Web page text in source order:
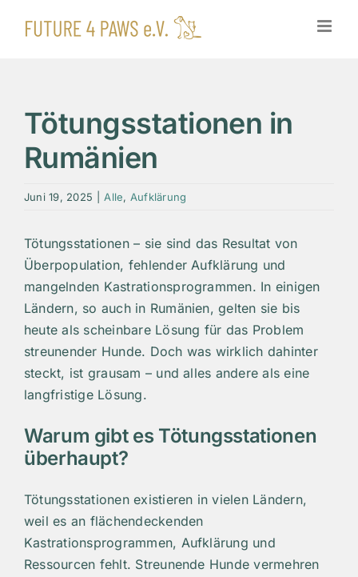
Inhalt
Tötungsstationen in
Rumänien
Juni 19, 2025 Alle, Aufklärung
Tötungsstationen – sie sind das Resultat von
Überpopulation, fehlender Aufklärung und
mangelnden Kastrationsprogrammen. In einigen
Ländern, so auch in Rumänien, gelten sie bis
heute als scheinbare Lösung für das Problem
streunender Hunde. Doch was wirklich dahinter
steckt, ist grausam – und alles andere als eine
langfristige Lösung.
Warum gibt es Tötungsstationen
überhaupt?
Tötungsstationen existieren in vielen Ländern,
weil es an flächendeckenden
Kastrationsprogrammen, Aufklärung und
Ressourcen fehlt. Streunende Hunde vermehren